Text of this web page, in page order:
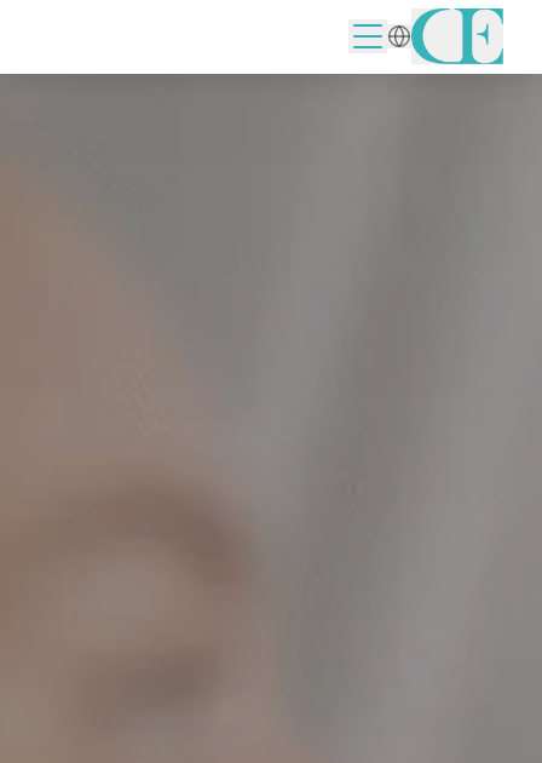
الرئيسية /أمراض النساء التجميلية